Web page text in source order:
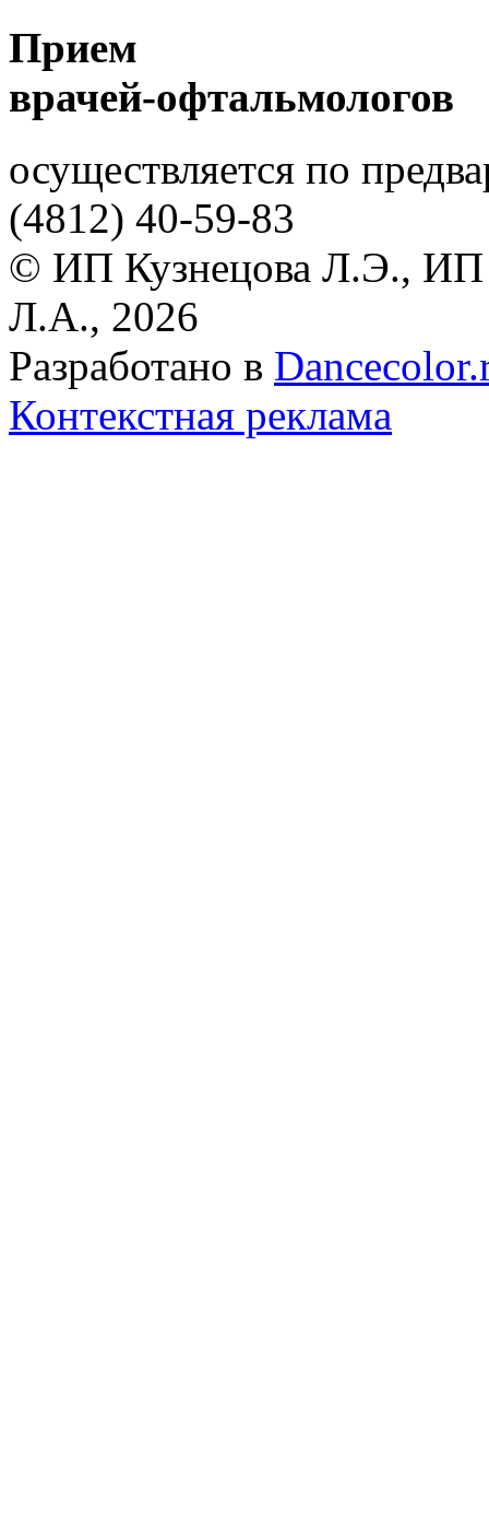
Прием
врачей-офтальмологов
осуществляется по
(4812) 40-59-83
© ИП Кузнецова Л.Э.,
Л.А., 2026
Разработано в
Контекстная реклама